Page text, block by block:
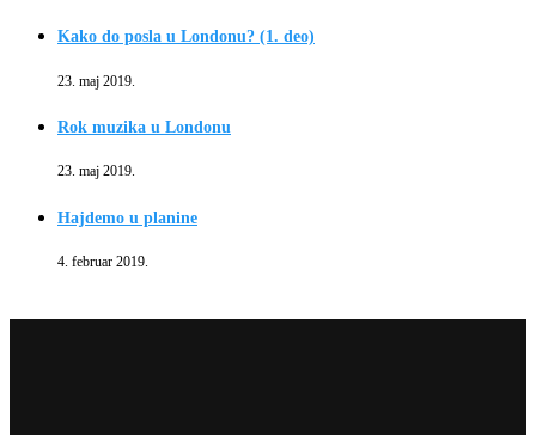
Kako do posla u Londonu? (1. deo)
23. maj 2019.
Rok muzika u Londonu
23. maj 2019.
Hajdemo u planine
4. februar 2019.